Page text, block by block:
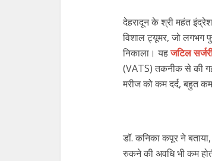
देहरादून के श्री महंत
विशाल ट्यूमर, जो
निकाला। यहजटिल
(VATS) तकनीक से की
मरीज को कम दर्द, बहुत
डॉ. कनिका कपूर ने
रुकने की अवधि भी कम